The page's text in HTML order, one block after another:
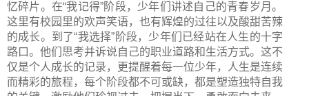
忆碎片。在“我记得”阶段，少年们讲述自己的青春岁月。
这里有校园里的欢声笑语，也有辉煌的过往以及酸甜苦辣
的成长。到了“我选择”阶段，少年们已经站在人生的十字
路口。他们思考并诉说自己的职业道路和生活方式。这不
仅是个人成长的记录，更提醒着每一位少年，人生是连续
而精彩的旅程，每个阶段都不可或缺，都是塑造独特自我